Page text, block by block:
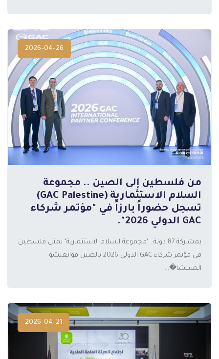
2026-04-26
من فلسطين إلى الصين .. مجموعة
السلام الاستثمارية (GAC Palestine)
تسجل حضوراً بارزاً في "مؤتمر شركاء
GAC الدولي 2026".
بمشاركة 87 دولة.. "مجموعة السلام الاستثمارية" تمثل فلسطين
في مؤتمر شركاء GAC الدولي 2026 بالصين قوانغتشو –
الصينشا�...
2026-04-21
المزيد